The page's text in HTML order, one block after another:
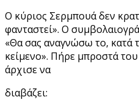
Ο κύριος Σερμπουά δεν
φανταστεί». Ο
«Θα σας αναγνώσω το, κατά
κείμενο». Πήρε μπροστά
άρχισε να
διαβάζει: